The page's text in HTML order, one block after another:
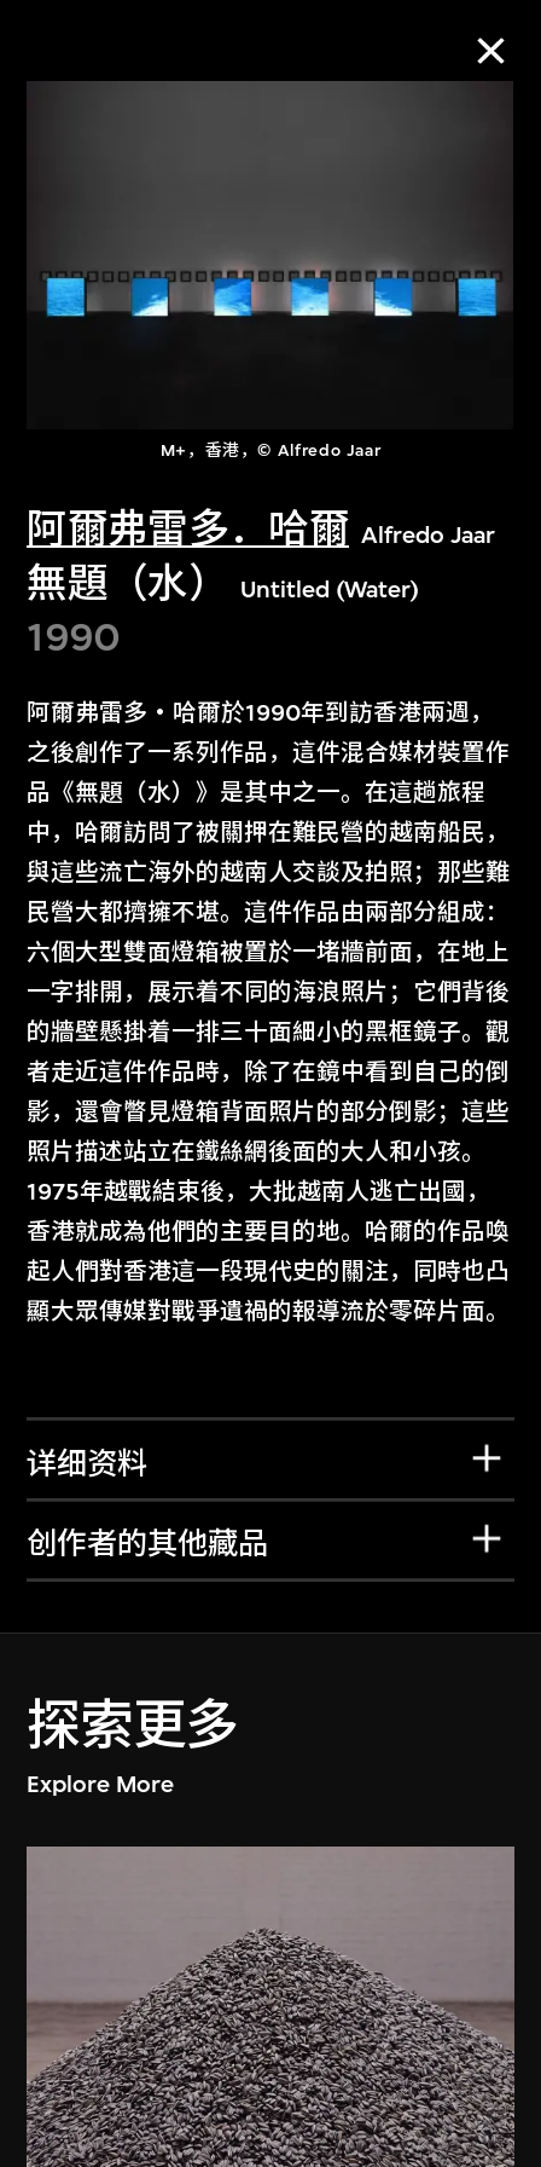
M+，香港，© Alfredo Jaar
阿爾弗雷多．哈爾 Alfredo Jaar
無題（水） Untitled (Water)
1990
阿爾弗雷多‧哈爾於1990年到訪香港兩週，
之後創作了一系列作品，這件混合媒材裝置作
品《無題（水）》是其中之一。在這趟旅程
中，哈爾訪問了被關押在難民營的越南船民，
與這些流亡海外的越南人交談及拍照；那些難
民營大都擠擁不堪。這件作品由兩部分組成：
六個大型雙面燈箱被置於一堵牆前面，在地上
一字排開，展示着不同的海浪照片；它們背後
的牆壁懸掛着一排三十面細小的黑框鏡子。觀
者走近這件作品時，除了在鏡中看到自己的倒
影，還會瞥見燈箱背面照片的部分倒影；這些
照片描述站立在鐵絲網後面的大人和小孩。
1975年越戰結束後，大批越南人逃亡出國，
香港就成為他們的主要目的地。哈爾的作品喚
起人們對香港這一段現代史的關注，同時也凸
顯大眾傳媒對戰爭遺禍的報導流於零碎片面。
详细资料
创作者的其他藏品
探索更多
Explore More
探索世界顶级的二十及二十一世纪视觉